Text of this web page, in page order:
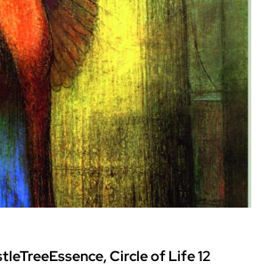
Circle of Life 12